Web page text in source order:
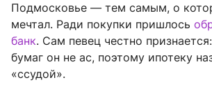
Подмосковье — тем самым, о
мечтал. Ради покупки пришлось
банк. Сам певец честно
бумаг он не ас, поэтому ипотеку
«ссудой».